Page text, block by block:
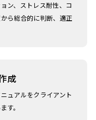
ン、ストレス耐性、コ
ら総合的に判断、適正
成
ュアルをクライアント
す。